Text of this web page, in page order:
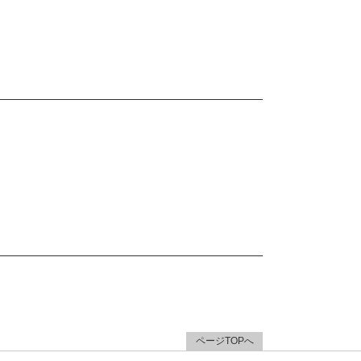
ページTOPへ